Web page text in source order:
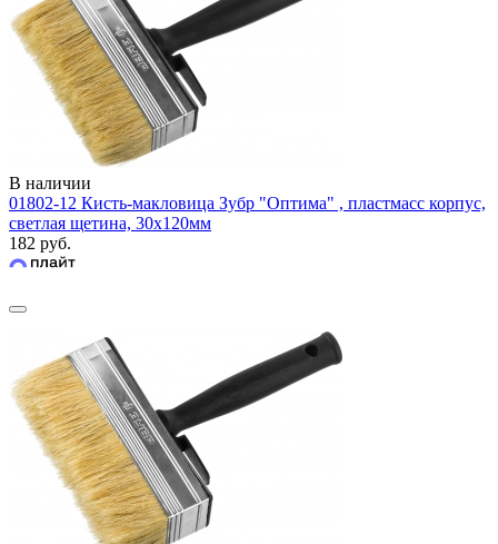
В наличии
01802-12 Кисть-макловица Зубр "Оптима" , пластмасс корпус,
светлая щетина, 30х120мм
182 руб.